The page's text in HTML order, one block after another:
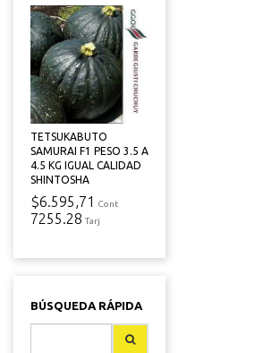
TETSUKABUTO
SAMURAI F1 PESO 3.5 A
4.5 KG IGUAL CALIDAD
SHINTOSHA
$6.595,71 Cont
7255.28 Tarj
BÚSQUEDA RÁPIDA